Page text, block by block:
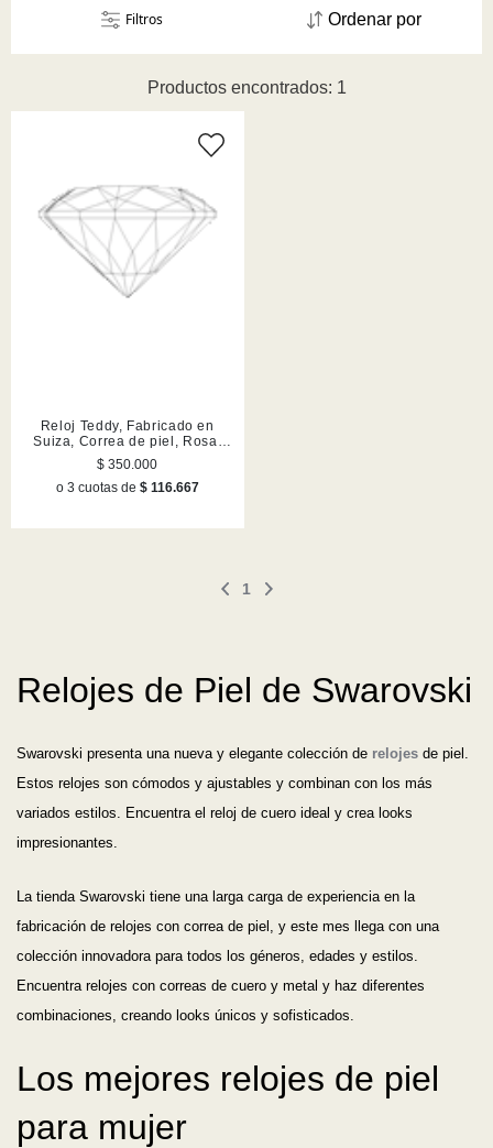
Productos encontrados: 1
Ordenar por
Filtros
Reloj Teddy, Fabricado en
Suiza, Correa de piel, Rosa,
Acabado en tono oro rosa
$ 350.000
o 3 cuotas de $ 116.667
1
Relojes de Piel de Swarovski
Swarovski presenta una nueva y elegante colección de relojes de piel.
Estos relojes son cómodos y ajustables y combinan con los más
variados estilos. Encuentra el reloj de cuero ideal y crea looks
impresionantes.
La tienda Swarovski tiene una larga carga de experiencia en la
fabricación de relojes con correa de piel, y este mes llega con una
colección innovadora para todos los géneros, edades y estilos.
Encuentra relojes con correas de cuero y metal y haz diferentes
combinaciones, creando looks únicos y sofisticados.
Los mejores relojes de piel
para mujer